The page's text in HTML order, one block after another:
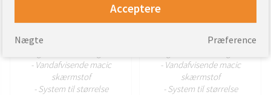
- Vandafvisende macic
skærmstof
- System til størrelse
- Vandafvisende macic
skærmstof
- System til størrelse
Acceptere
Præference
Nægte